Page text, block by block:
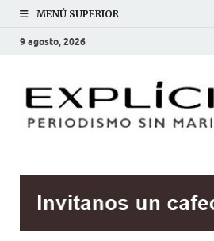
MENÚ SUPERIOR
9 agosto, 2026